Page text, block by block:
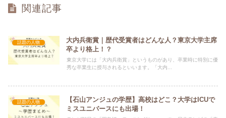
関連記事
話題の人物
大内兵衛賞｜歴代受賞者はどんな人？東京大学主席
卒より格上！？
東京大学には「大内兵衛賞」というものがあり、卒業時に特別に優
秀な卒業生に授与されるといいます。「大内...
話題の人物
【石山アンジュの学歴】高校はどこ？大学はICUで
ミスユニバースにも出場！